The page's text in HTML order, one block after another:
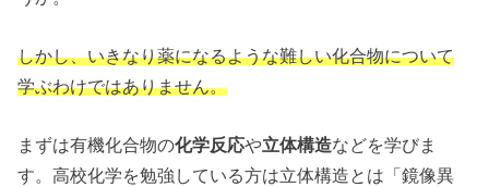
しかし、いきなり薬になるような難しい化合物について
学ぶわけではありません。
まずは有機化合物の化学反応や立体構造などを学びま
す。高校化学を勉強している方は立体構造とは「鏡像異